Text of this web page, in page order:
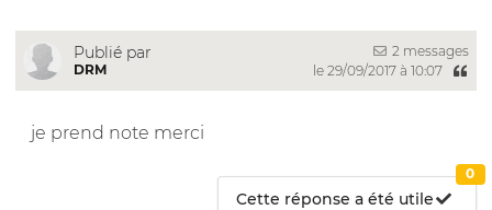
Publié par
DRM
2 messages
le 29/09/2017 à 10:07
je prend note merci
Cette réponse a été utile
0